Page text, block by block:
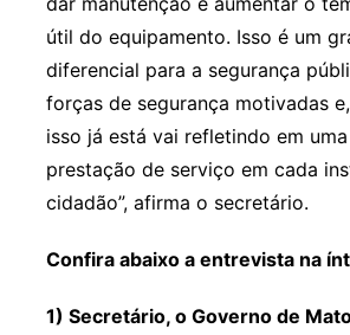
útil do equipamento. Isso é um
diferencial para a segurança
forças de segurança motivadas
isso já está vai refletindo em
prestação de serviço em cada
cidadão”, afirma o secretário.
Confira abaixo a entrevista na
1) Secretário, o Governo de